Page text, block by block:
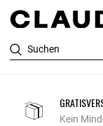
Suchen
Kein